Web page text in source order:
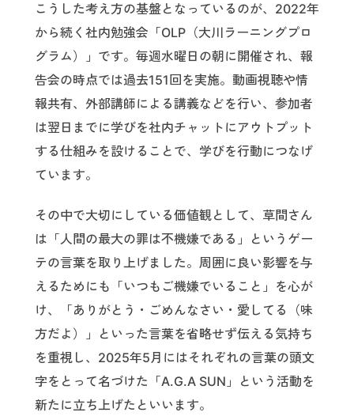
こうした考え方の基盤となっているのが、2022年
から続く社内勉強会「OLP（大川ラーニングプロ
グラム）」です。毎週水曜日の朝に開催され、報
告会の時点では過去151回を実施。動画視聴や情
報共有、外部講師による講義などを行い、参加者
は翌日までに学びを社内チャットにアウトプット
する仕組みを設けることで、学びを行動につなげ
ています。
その中で大切にしている価値観として、草間さん
は「人間の最大の罪は不機嫌である」というゲー
テの言葉を取り上げました。周囲に良い影響を与
えるためにも「いつもご機嫌でいること」を心が
け、「ありがとう・ごめんなさい・愛してる（味
方だよ）」といった言葉を省略せず伝える気持ち
を重視し、2025年5月にはそれぞれの言葉の頭文
字をとって名づけた「A.G.A SUN」という活動を
新たに立ち上げたといいます。